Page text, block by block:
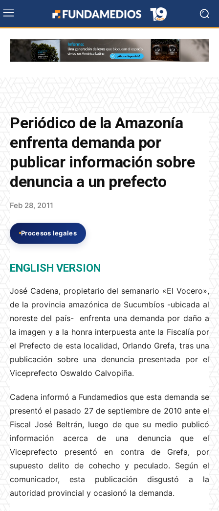
Periódico de la Amazonía
enfrenta demanda por
publicar información sobre
denuncia a un prefecto
Feb 28, 2011
Procesos legales
ENGLISH VERSION
José Cadena, propietario del semanario «El Vocero»,
de la provincia amazónica de Sucumbíos -ubicada al
noreste del país- enfrenta una demanda por daño a
la imagen y a la honra interpuesta ante la Fiscalía por
el Prefecto de esta localidad, Orlando Grefa, tras una
publicación sobre una denuncia presentada por el
Viceprefecto Oswaldo Calvopiña.
Cadena informó a Fundamedios que esta demanda se
presentó el pasado 27 de septiembre de 2010 ante el
Fiscal José Beltrán, luego de que su medio publicó
información acerca de una denuncia que el
Viceprefecto presentó en contra de Grefa, por
supuesto delito de cohecho y peculado. Según el
comunicador, esta publicación disgustó a la
autoridad provincial y ocasionó la demanda.